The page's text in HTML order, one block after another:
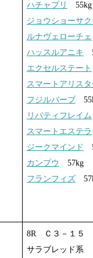
ハチャプリ
55kg
ジョウショーサ
ルナヴェローチェ
ハッスルアニキ
エクセルステート
スマートアリス
フジルバーブ
リバティフレイム
スマートエステラ
ジークマインド
カンプウ
57kg
フランフィズ
8R Ｃ３－１５
サラブレッド系